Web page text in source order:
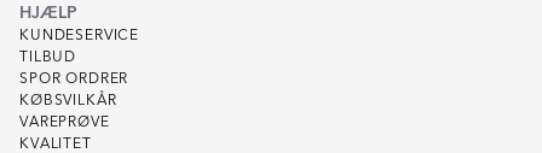
HJÆLP
KUNDESERVICE
TILBUD
SPOR ORDRER
KØBSVILKÅR
VAREPRØVE
KVALITET